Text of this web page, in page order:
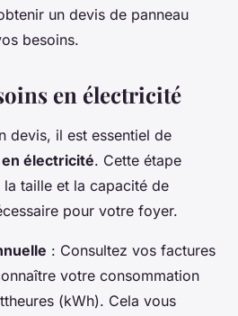
•5 min de lecture
un devis de panneau
besoins.
en électricité
devis, il est essentiel de
électricité. Cette étape
taille et la capacité de
pour votre foyer.
: Consultez vos factures
votre consommation
(kWh). Cela vous